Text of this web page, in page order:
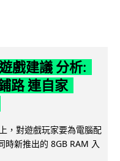
戲建議 分析:
路 連自家
，對遊戲玩家要為電腦配
時新推出的 8GB RAM 入